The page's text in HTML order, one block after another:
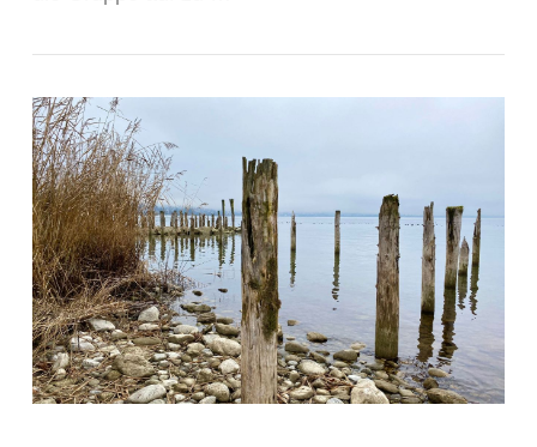
VIEW POST